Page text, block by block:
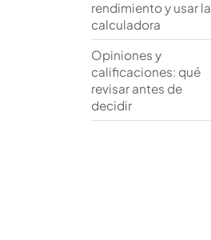
rendimiento y usar la
calculadora
Opiniones y
calificaciones: qué
revisar antes de
decidir